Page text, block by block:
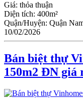
Giá: thỏa thuận
Diện tích: 400m²
Quận/Huyện: Quận
10/02/2026
Bán biệt thự
150m2 ĐN giá